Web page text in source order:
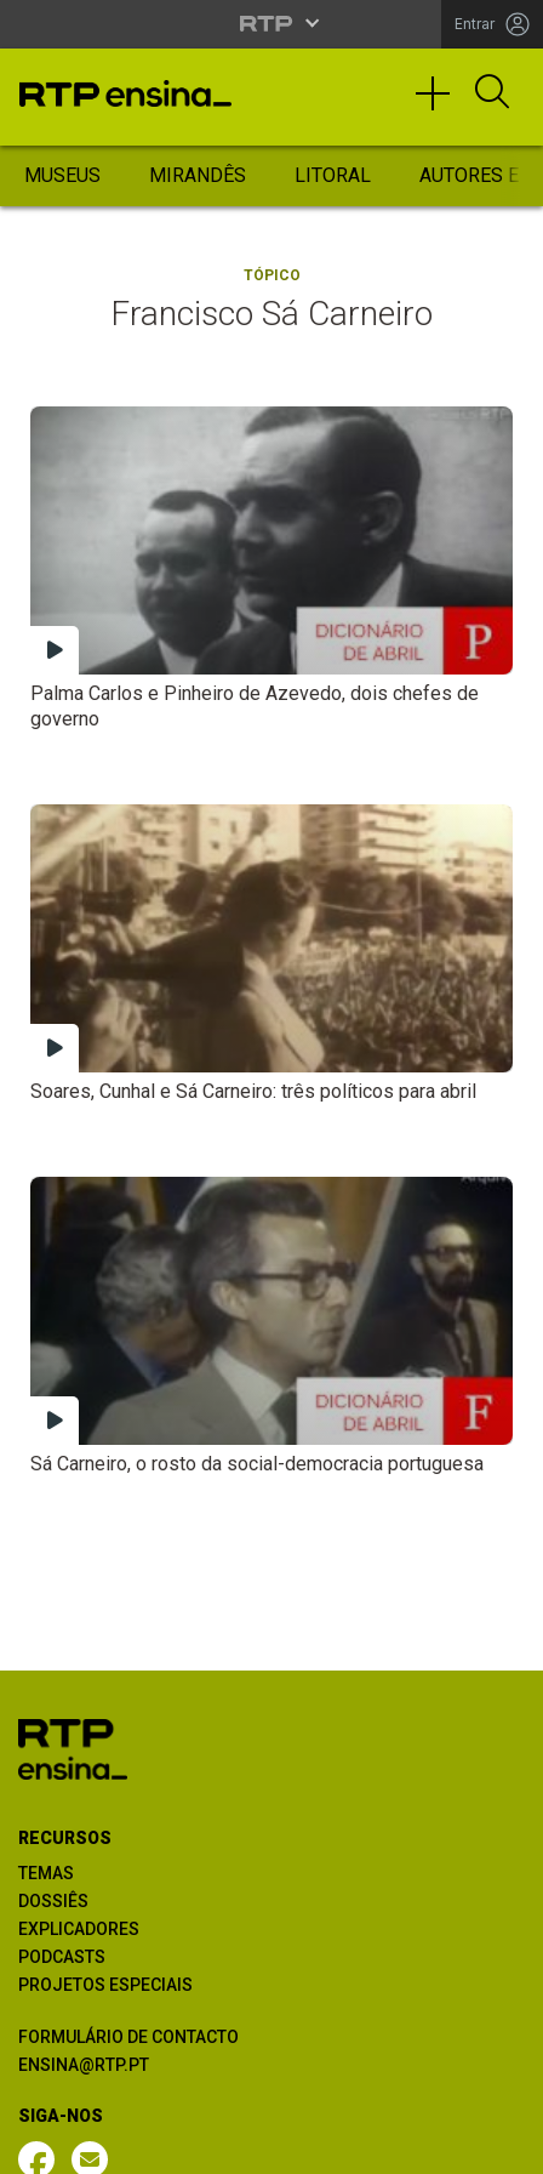
Entrar
MUSEUS MIRANDÊS LITORAL AUTORES
TÓPICO
Francisco Sá Carneiro
Palma Carlos e Pinheiro de Azevedo, dois chefes de
governo
Soares, Cunhal e Sá Carneiro: três políticos para abril
Sá Carneiro, o rosto da social-democracia portuguesa
RECURSOS
TEMAS
DOSSIÊS
EXPLICADORES
PODCASTS
PROJETOS ESPECIAIS
FORMULÁRIO DE CONTACTO
ENSINA@RTP.PT
SIGA-NOS